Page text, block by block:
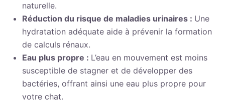
naturelle.
Réduction du risque de maladies urinaires : Une
hydratation adéquate aide à prévenir la formation
de calculs rénaux.
Eau plus propre : L’eau en mouvement est moins
susceptible de stagner et de développer des
bactéries, offrant ainsi une eau plus propre pour
votre chat.